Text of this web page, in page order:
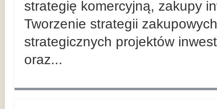
strategię komercyjną, zakupy
Tworzenie strategii
strategicznych projektów
oraz...